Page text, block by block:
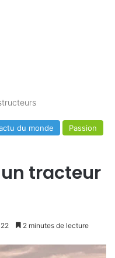
du monde
Passion
un tracteur
2 minutes de lecture